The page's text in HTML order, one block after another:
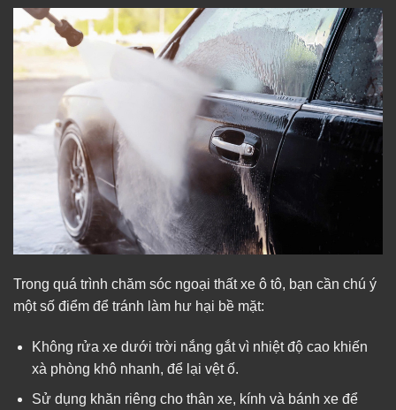
Trong quá trình chăm sóc ngoại thất xe ô tô, bạn cần chú ý
một số điểm để tránh làm hư hại bề mặt:
Không rửa xe dưới trời nắng gắt vì nhiệt độ cao khiến
xà phòng khô nhanh, để lại vệt ố.
Sử dụng khăn riêng cho thân xe, kính và bánh xe để